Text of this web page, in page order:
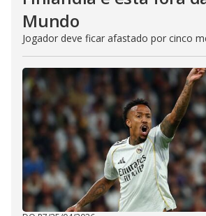
Mundo
Jogador deve ficar afastado por cinco